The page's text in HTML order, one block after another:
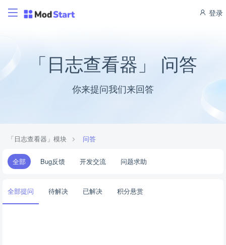
登录
「日志查看器」 问答
你来提问我们来回答
「日志查看器」模块 问答
全部 Bug反馈 开发交流 问题求助
全部提问 待解决 已解决 积分悬赏